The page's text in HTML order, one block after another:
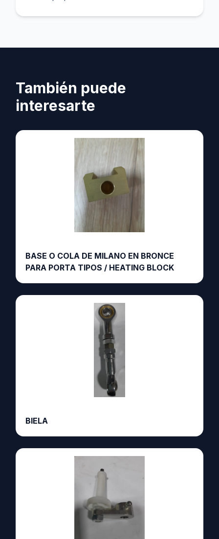
También puede
interesarte
BASE O COLA DE MILANO EN BRONCE
PARA PORTA TIPOS / HEATING BLOCK
BIELA